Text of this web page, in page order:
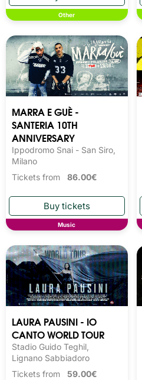
Other
MARRA E GUÈ -
SANTERIA 10TH
ANNIVERSARY
Ippodromo Snai - San Siro,
Milano
Tickets from 86.00€
Music
LAURA PAUSINI - IO
CANTO WORLD TOUR
Stadio Guido Teghil,
Lignano Sabbiadoro
Tickets from 59.00€